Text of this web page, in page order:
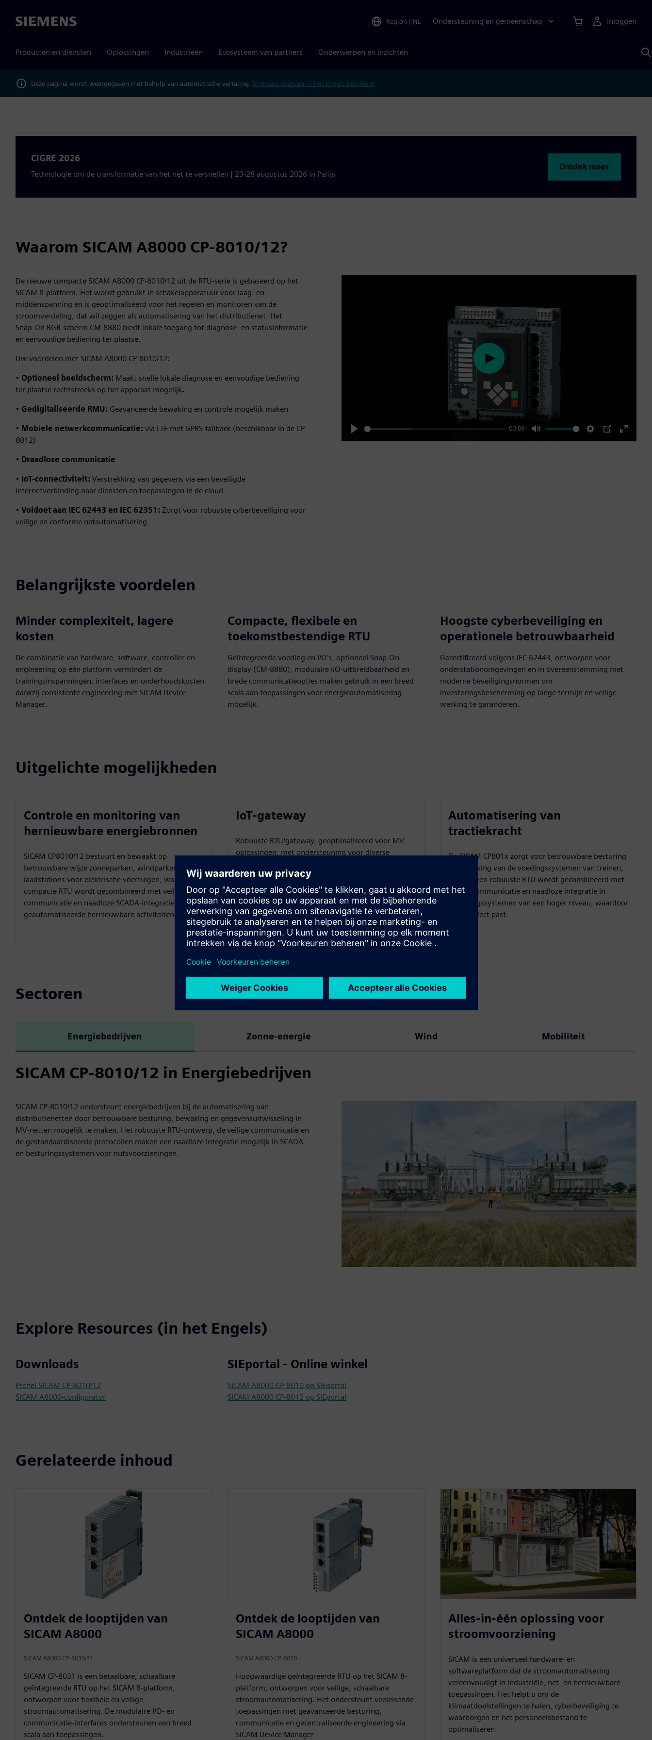
Siemens Region | NL Ondersteuning en gemeenschap Inloggen
Producten en diensten Oplossingen Industrieën Ecosysteem van partners Onderwerpen en inzichten
Deze pagina wordt weergegeven met behulp van automatische vertaling. In plaats daarvan in het Engels bekijken?
CIGRE 2026
Technologie om de transformatie van het net te versnellen | 23-28 augustus 2026 in Parijs
Ontdek meer
Waarom SICAM A8000 CP-8010/12?
De nieuwe compacte SICAM A8000 CP-8010/12 uit de RTU-serie is gebaseerd op het
SICAM 8-platform. Het wordt gebruikt in schakelapparatuur voor laag- en
middenspanning en is geoptimaliseerd voor het regelen en monitoren van de
stroomverdeling, dat wil zeggen als automatisering van het distributienet. Het
Snap‑On RGB-scherm CM‑8880 biedt lokale toegang tot diagnose- en statusinformatie
en eenvoudige bediening ter plaatse.
Uw voordelen met SICAM A8000 CP-8010/12:
• Optioneel beeldscherm: Maakt snelle lokale diagnose en eenvoudige bediening
ter plaatse rechtstreeks op het apparaat mogelijk.
• Gedigitaliseerde RMU: Geavanceerde bewaking en controle mogelijk maken
• Mobiele netwerkcommunicatie: via LTE met GPRS-fallback (beschikbaar in de CP-
8012)
• Draadloze communicatie
• IoT-connectiviteit: Verstrekking van gegevens via een beveiligde
internetverbinding naar diensten en toepassingen in de cloud
• Voldoet aan IEC 62443 en IEC 62351: Zorgt voor robuuste cyberbeveiliging voor
veilige en conforme netautomatisering
Play
00:09
Mute Settings
PIP
Enter
Play
Belangrijkste voordelen
Minder complexiteit, lagere
kosten
De combinatie van hardware, software, controller en
engineering op één platform vermindert de
trainingsinspanningen, interfaces en onderhoudskosten
dankzij consistente engineering met SICAM Device
Manager.
Compacte, flexibele en
toekomstbestendige RTU
Geïntegreerde voeding en I/O's, optioneel Snap‑On-
display (CM‑8880), modulaire I/O-uitbreidbaarheid en
brede communicatieopties maken gebruik in een breed
scala aan toepassingen voor energieautomatisering
mogelijk.
Hoogste cyberbeveiliging en
operationele betrouwbaarheid
Gecertificeerd volgens IEC 62443, ontworpen voor
onderstationomgevingen en in overeenstemming met
moderne beveiligingsnormen om
investeringsbescherming op lange termijn en veilige
werking te garanderen.
Uitgelichte mogelijkheden
Controle en monitoring van
hernieuwbare energiebronnen
SICAM CP8010/12 bestuurt en bewaakt op
betrouwbare wijze zonneparken, windparken en
laadstations voor elektrische voertuigen, waarbij een
compacte RTU wordt gecombineerd met veilige
communicatie en naadloze SCADA-integratie voor
geautomatiseerde hernieuwbare activiteiten.
IoT-gateway
Robuuste RTU/gateway, geoptimaliseerd voor MV-
oplossingen, met ondersteuning voor diverse
connectiviteit, LTE en 802.15.4, plus apps voor
klanten in containers via het SICAM SIAPP-
framework.
Automatisering van
tractiekracht
De SICAM CP801x zorgt voor betrouwbare besturing
en bewaking van de voedingssystemen van treinen,
waarbij een robuuste RTU wordt gecombineerd met
veilige communicatie en naadloze integratie in
besturingssystemen van een hoger niveau, waardoor
deze perfect past.
Sectoren
Energiebedrijven Zonne-energie Wind Mobiliteit
SICAM CP-8010/12 in Energiebedrijven
SICAM CP-8010/12 ondersteunt energiebedrijven bij de automatisering van
distributienetten door betrouwbare besturing, bewaking en gegevensuitwisseling in
MV-netten mogelijk te maken. Het robuuste RTU-ontwerp, de veilige communicatie en
de gestandaardiseerde protocollen maken een naadloze integratie mogelijk in SCADA-
en besturingssystemen voor nutsvoorzieningen.
Explore Resources (in het Engels)
Downloads
Profiel SICAM CP-8010/12
SICAM A8000-configurator
SIEportal - Online winkel
SICAM A8000 CP-8010 op SIEportal
SICAM A8000 CP-8012 op SIEportal
Gerelateerde inhoud
Ontdek de looptijden van
SICAM A8000
SICAM A8000 CP-8030/31
SICAM CP‑8031 is een betaalbare, schaalbare
geïntegreerde RTU op het SICAM 8-platform,
ontworpen voor flexibele en veilige
stroomautomatisering. De modulaire I/O- en
communicatie-interfaces ondersteunen een breed
scala aan toepassingen.
Ontdek de looptijden van
SICAM A8000
SICAM A8000 CP-8050
Hoogwaardige geïntegreerde RTU op het SICAM 8-
platform, ontworpen voor veilige, schaalbare
stroomautomatisering. Het ondersteunt veeleisende
toepassingen met geavanceerde besturing,
communicatie en gecentraliseerde engineering via
SICAM Device Manager
Alles-in-één oplossing voor
stroomvoorziening
SICAM is een universeel hardware- en
softwareplatform dat de stroomautomatisering
vereenvoudigt in industriële, net- en hernieuwbare
toepassingen. Het helpt u om de
klimaatdoelstellingen te halen, cyberbeveiliging te
waarborgen en het personeelsbestand te
optimaliseren.